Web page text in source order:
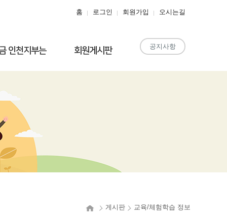
홈 로그인 회원가입 오시는길
인천지부는 회원게시판 공지사항
게시판 교육/체험학습 정보